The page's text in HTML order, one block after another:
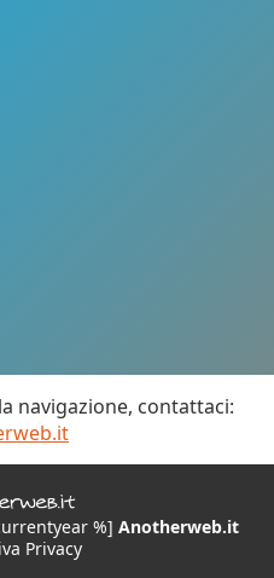
navigazione, contattaci:
%] Anotherweb.it
Privacy